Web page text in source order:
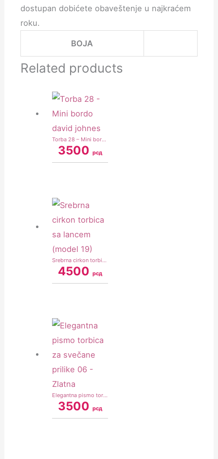
dostupan dobićete obaveštenje u najkraćem
roku.
BOJA
Related products
Torba 28 – Mini bordo david johnes
3500рсд
Srebrna cirkon torbica sa lancem (model 19)
4500рсд
Elegantna pismo torbica za svečane prilike 06 – Zlatna
3500рсд